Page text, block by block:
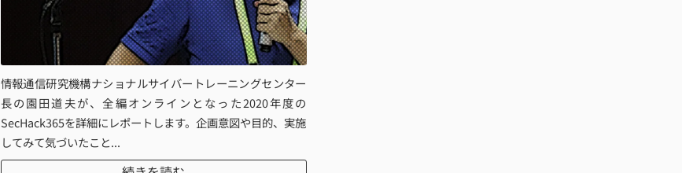
情報通信研究機構ナショナルサイバートレーニングセンター
長の園田道夫が、全編オンラインとなった2020年度の
SecHack365を詳細にレポートします。企画意図や目的、実施
してみて気づいたこと...